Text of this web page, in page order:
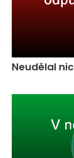
Neudělal nic